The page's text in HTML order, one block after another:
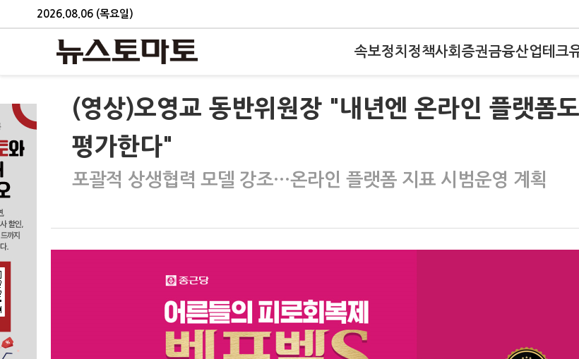
2026.08.06 (목요일)
속보정치 정책사회 증권금융산업테크
(영상)오영교 동반위원장 "내년엔 온라인 플랫폼
평가한다"
포괄적 상생협력 모델 강조…온라인 플랫폼 지표 시범운영 계획